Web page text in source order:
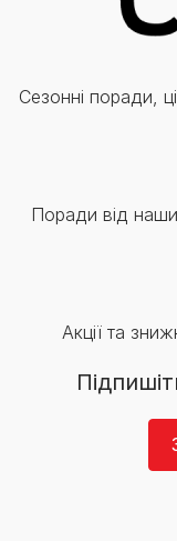
Сезонні поради,
Поради від
Акції та